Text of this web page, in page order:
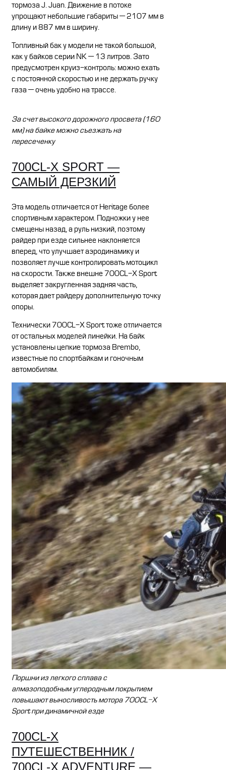
тормоза J. Juan. Движение в потоке
упрощают небольшие габариты — 2107 мм в
длину и 887 мм в ширину.
Топливный бак у модели не такой большой,
как у байков серии NK — 13 литров. Зато
предусмотрен круиз-контроль: можно ехать
с постоянной скоростью и не держать ручку
газа — очень удобно на трассе.
За счет высокого дорожного просвета (160
мм) на байке можно съезжать на
пересеченку
700CL-X SPORT —
САМЫЙ ДЕРЗКИЙ
Эта модель отличается от Heritage более
спортивным характером. Подножки у нее
смещены назад, а руль низкий, поэтому
райдер при езде сильнее наклоняется
вперед, что улучшает аэродинамику и
позволяет лучше контролировать мотоцикл
на скорости. Также внешне 700CL-X Sport
выделяет закругленная задняя часть,
которая дает райдеру дополнительную точку
опоры.
Технически 700CL-X Sport тоже отличается
от остальных моделей линейки. На байк
установлены цепкие тормоза Brembo,
известные по спортбайкам и гоночным
автомобилям.
Поршни из легкого сплава с
алмазоподобным углеродным покрытием
повышают выносливость мотора 700CL-X
Sport при динамичной езде
700CL-X
ПУТЕШЕСТВЕННИК /
700CL-X ADVENTURE —